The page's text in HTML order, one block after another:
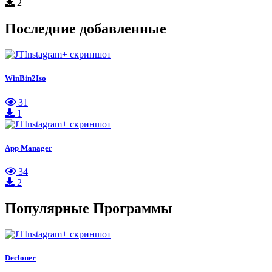
2
Последние добавленные
WinBin2Iso
31
1
App Manager
34
2
Популярные Программы
Decloner